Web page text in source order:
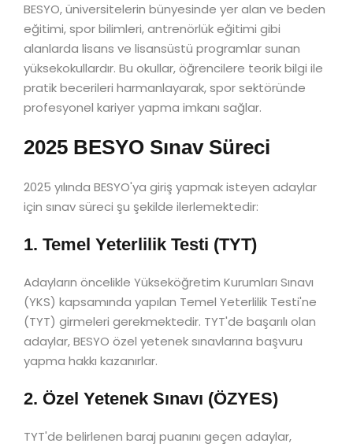
BESYO, üniversitelerin bünyesinde yer alan ve beden
eğitimi, spor bilimleri, antrenörlük eğitimi gibi
alanlarda lisans ve lisansüstü programlar sunan
yüksekokullardır. Bu okullar, öğrencilere teorik bilgi ile
pratik becerileri harmanlayarak, spor sektöründe
profesyonel kariyer yapma imkanı sağlar.
2025 BESYO Sınav Süreci
2025 yılında BESYO'ya giriş yapmak isteyen adaylar
için sınav süreci şu şekilde ilerlemektedir:
1. Temel Yeterlilik Testi (TYT)
Adayların öncelikle Yükseköğretim Kurumları Sınavı
(YKS) kapsamında yapılan Temel Yeterlilik Testi'ne
(TYT) girmeleri gerekmektedir. TYT'de başarılı olan
adaylar, BESYO özel yetenek sınavlarına başvuru
yapma hakkı kazanırlar.
2. Özel Yetenek Sınavı (ÖZYES)
TYT'de belirlenen baraj puanını geçen adaylar,